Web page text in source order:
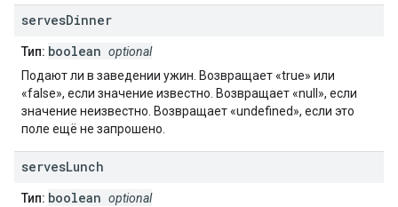
servesDinner
Тип: boolean optional
Подают ли в заведении ужин. Возвращает «true» или
«false», если значение известно. Возвращает «null», если
значение неизвестно. Возвращает «undefined», если это
поле ещё не запрошено.
servesLunch
Тип: boolean optional